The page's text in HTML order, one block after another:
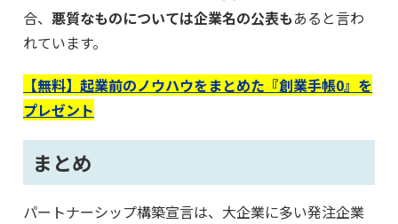
合、 悪質なものについては企業名の公表もあると言わ
れています。
【無料】起業前のノウハウをまとめた『創業手帳0』を
プレゼント
まとめ
パートナーシップ構築宣言は、大企業に多い発注企業